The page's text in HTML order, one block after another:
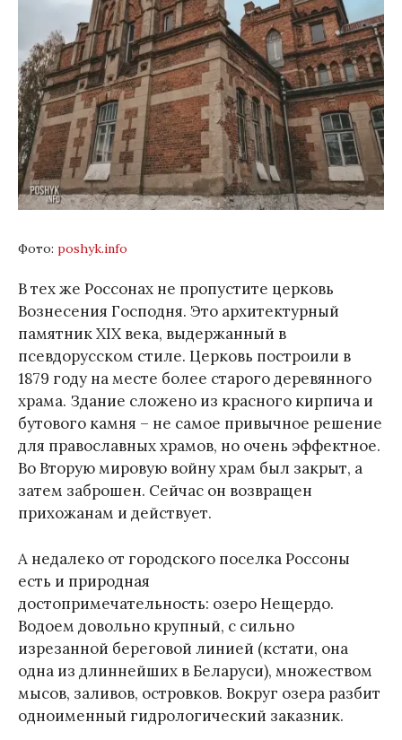
Фото: poshyk.info
В тех же Россонах не пропустите церковь
Вознесения Господня. Это архитектурный
памятник XIX века, выдержанный в
псевдорусском стиле. Церковь построили в
1879 году на месте более старого деревянного
храма. Здание сложено из красного кирпича и
бутового камня – не самое привычное решение
для православных храмов, но очень эффектное.
Во Вторую мировую войну храм был закрыт, а
затем заброшен. Сейчас он возвращен
прихожанам и действует.
А недалеко от городского поселка Россоны
есть и природная
достопримечательность: озероНещердо.
Водоем довольно крупный, с сильно
изрезанной береговой линией (кстати, она
одна из длиннейших в Беларуси), множеством
мысов, заливов, островков. Вокруг озера разбит
одноименный гидрологический заказник.